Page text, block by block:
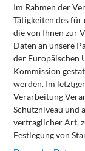
Im Rahmen der
Tätigkeiten des
dievon Ihnen zur
Daten an unsere
der Europäischen
Kommission
werden. Im
Verarbeitung
Schutzniveauund
vertraglicherArt,
Festlegungvon